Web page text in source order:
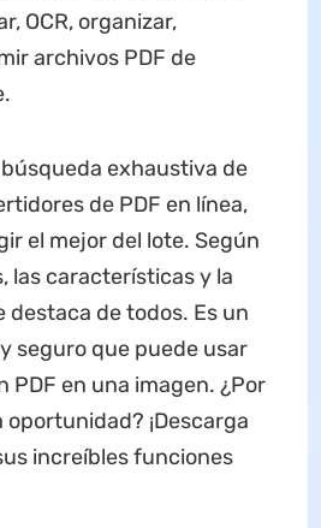
OCR, organizar,
archivos PDF de
exhaustiva de
de PDF en línea,
el mejor del lote. Según
las características y la
destaca de todos. Es un
seguro que puede usar
PDF en una imagen. ¿Por
¡Descarga
increíbles funciones